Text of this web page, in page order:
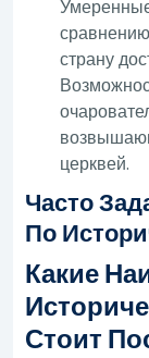
страну
церквей.
Часто
По
Какие
Стоит